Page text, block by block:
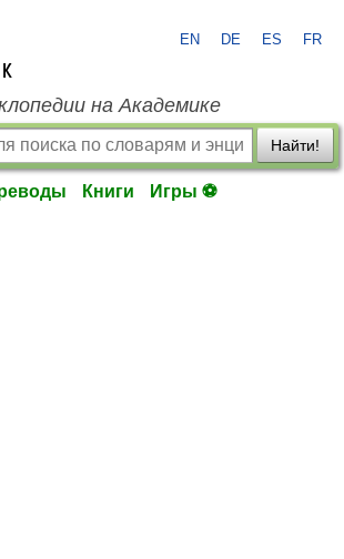
EN DE ES FR
на Академике
Найти!
Книги Игры ⚽